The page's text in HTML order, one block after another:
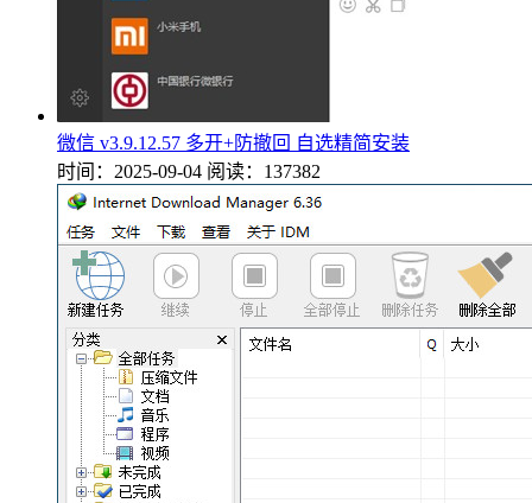
微信 v3.9.12.57 多开+防撤回 自选精简安装
时间：2025-09-04 阅读：137382